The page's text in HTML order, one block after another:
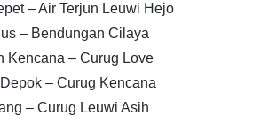
– Air Terjun Leuwi Hejo
– Bendungan Cilaya
Kencana – Curug Love
– Curug Kencana
– Curug Leuwi Asih